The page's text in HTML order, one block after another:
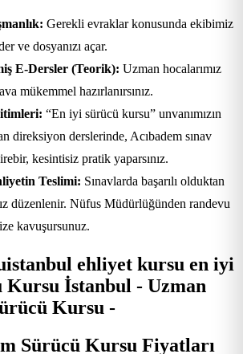
Gerekli evraklar konusunda ekibimiz
ve dosyanızı açar.
E-Dersler (Teorik): Uzman hocalarımız
mükemmel hazırlanırsınız.
“En iyi sürücü kursu” unvanımızın
direksiyon derslerinde, Acıbadem sınav
kesintisiz pratik yaparsınız.
Teslimi: Sınavlarda başarılı olduktan
düzenlenir. Nüfus Müdürlüğünden randevu
kavuşursunuz.
Sürücü Kursu Fiyatları